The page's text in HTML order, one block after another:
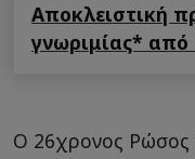
Αποκλειστική
γνωριμίας*
Ο 26χρονος Ρώσος